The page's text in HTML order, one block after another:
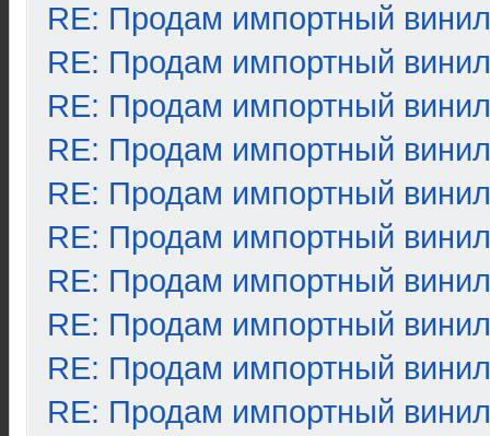
RE: Продам импортный винил
RE: Продам импортный винил
RE: Продам импортный винил
RE: Продам импортный винил
RE: Продам импортный винил
RE: Продам импортный винил
RE: Продам импортный винил
RE: Продам импортный винил
RE: Продам импортный винил
RE: Продам импортный винил